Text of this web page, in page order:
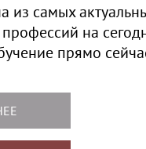
из самых
на
прямо